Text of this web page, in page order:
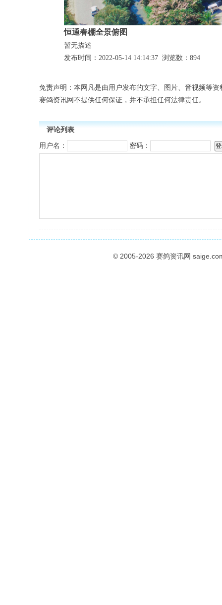
恒通春棚全景俯图
暂无描述
发布时间：2022-05-14 14:14:37 浏览数：894
免责声明：本网凡是由用户发布的文字、图片、音视频等
赛鸽资讯网不提供任何保证，并不承担任何法律责任。
评论列表
用户名： 密码：
© 2005-2026 赛鸽资讯网